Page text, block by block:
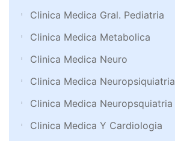
Clinica Medica Gral. Pediatria
Clinica Medica Metabolica
Clinica Medica Neuro
Clinica Medica Neuropsiquiatria
Clinica Medica Neuropsquiatria
Clinica Medica Y Cardiologia